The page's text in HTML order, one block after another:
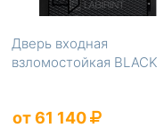
Дверь входная
взломостойкая BLACK
от 61 140